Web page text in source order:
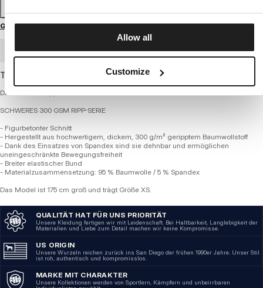
Allow all
Customize
Größenratgeber
GROSSHANDELSBESTELLUNG
Trousers made of very thick, ribbed cotton.
Damen Flare Ripp-Hose - LAYLA
SCHWERES 300 GSM RIPP-SERIE
- Figurbetonter Schnitt
- Hergestellt aus hochwertigem, dickem, 300 g/m² geripptem Baumwollstoff
- Dank des Einsatzes von Spandex sind sie dehnbar und ermöglichen
uneingeschränkte Bewegungsfreiheit
- Breiter elastischer Bund
- Materialzusammensetzung: 95 % Baumwolle / 5 % Spandex
Das Model ist 175 cm groß und trägt Größe XS.
QUALITÄT HAT FÜR UNS PRIORITÄT
Unsere Kleidung fertigen wir mit Leidenschaft. Bei Haltbarkeit, Langlebigkeit der
Materialien und Liebe zum Detail machen wir keine Kompromisse.
US ORIGIN
Unsere Wurzeln reichen zurück ins San Diego der frühen 1990er Jahre. Unser Stil
ist roh, authentisch und kompromisslos.
MARKE MIT CHARAKTER
Unsere Kollektionen werden von Sportlern, Kämpfern und unbeirrbaren